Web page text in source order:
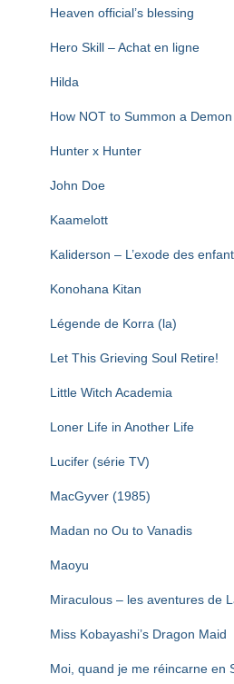
Heaven official’s blessing
Hero Skill – Achat en ligne
Hilda
How NOT to Summon a
Hunter x Hunter
John Doe
Kaamelott
Kaliderson – L’exode des
Konohana Kitan
Légende de Korra (la)
Let This Grieving Soul Retire!
Little Witch Academia
Loner Life in Another Life
Lucifer (série TV)
MacGyver (1985)
Madan no Ou to Vanadis
Maoyu
Miraculous – les aventures de
Miss Kobayashi’s Dragon Maid
Moi, quand je me réincarne en